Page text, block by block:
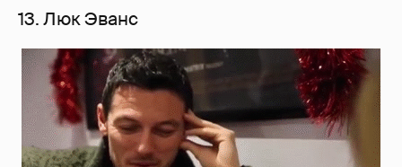
13. Люк Эванс